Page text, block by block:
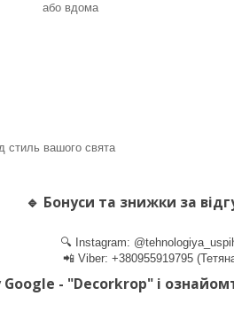
або вдома
стиль вашого свята
🔹 Бонуси та знижки за
🔍 Instagram:
📲 Viber: +380955919795
- "Decorkrop" і